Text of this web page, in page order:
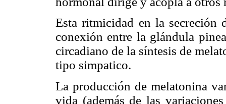
Esta ritmicidad en la secreción
conexión entre la glándula
circadiano de la síntesis de
tipo simpatico.
La producción de melatonina
vida (además de las